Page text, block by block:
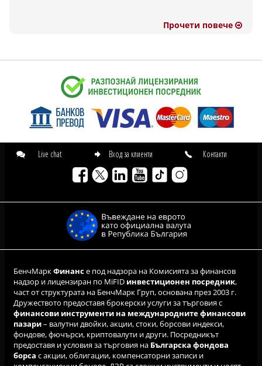
Прочети повече
Live chat Вход за клиенти Контакти
БенчМаркФинансе под надзора на Комисията за финансов
надзор и лицензиран по MiFID инвестиционен посредник,
част от структурата на БенчМарк Груп, основана през 2003 г.
Дружеството предоставя брокерски услуги за търговия с
финансови инструменти на международните финансови
пазари– валутни двойки, акции, стоки, борсови индекси,
фондове, фючърси, криптовалути и други. Посредникът
предоставя и условия за търговия на Българска фондова
борса с акции, облигации, компенсаторни записи и